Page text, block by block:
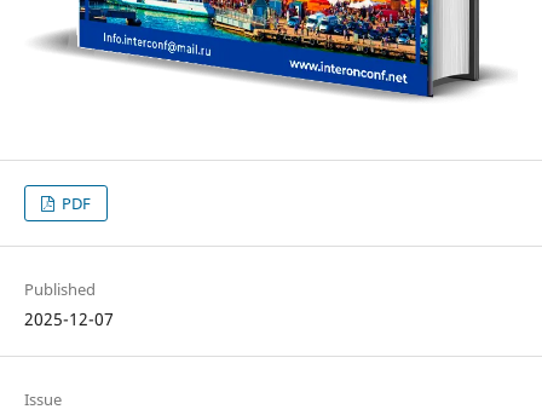
PDF
Published
2025-12-07
Issue